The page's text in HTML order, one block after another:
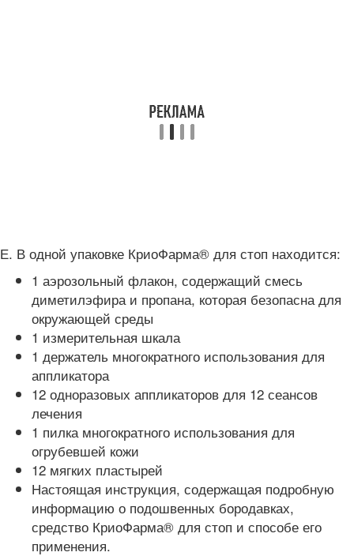
Е. В одной упаковке КриоФарма® для стоп находится:
1 аэрозольный флакон, содержащий смесь
диметилэфира и пропана, которая безопасна для
окружающей среды
1 измерительная шкала
1 держатель многократного использования для
аппликатора
12 одноразовых аппликаторов для 12 сеансов
лечения
1 пилка многократного использования для
огрубевшей кожи
12 мягких пластырей
Настоящая инструкция, содержащая подробную
информацию о подошвенных бородавках,
средство КриоФарма® для стоп и способе его
применения.